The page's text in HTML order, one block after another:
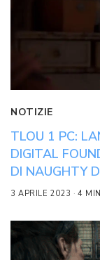
NOTIZIE
TLOU 1 PC:
DIGITAL
DI NAUGHTY
3 APRILE 2023 4